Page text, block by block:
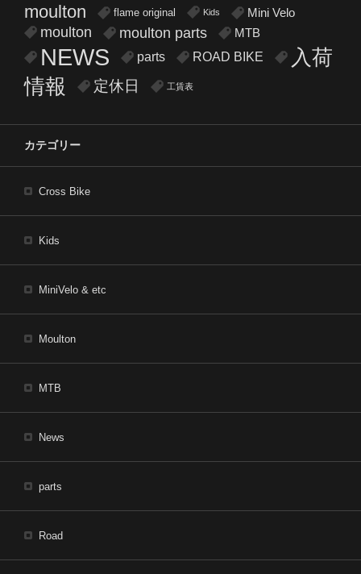
moulton flame original Kids Mini Velo
moulton moulton parts MTB
NEWS parts ROAD BIKE
入荷
情報
定休日 工賃表
カテゴリー
Cross Bike
Kids
MiniVelo & etc
Moulton
MTB
News
parts
Road